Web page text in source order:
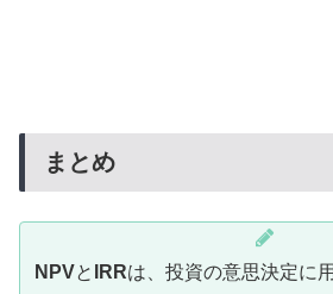
まとめ
NPVと IRRは、投資の意思決定に